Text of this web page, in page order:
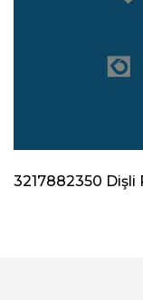
3217882350